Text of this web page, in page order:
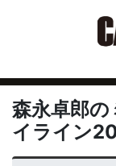
森永卓郎
イライン